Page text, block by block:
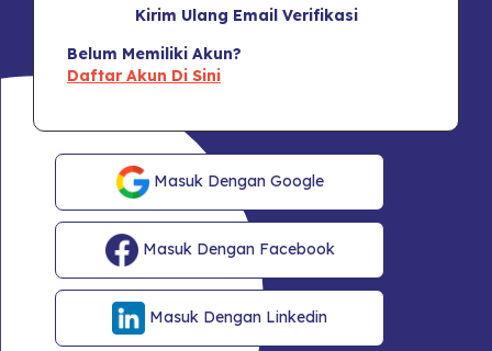
Kirim Ulang Email Verifikasi
Belum Memiliki Akun?
Daftar Akun Di Sini
Masuk Dengan Google
Masuk Dengan Facebook
Masuk Dengan Linkedin